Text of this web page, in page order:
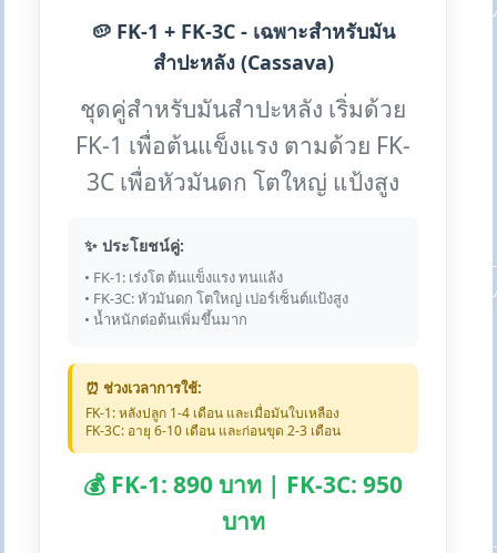
🥔 FK-1 + FK-3C - เฉพาะสำหรับมัน
สำปะหลัง (Cassava)
ชุดคู่สำหรับมันสำปะหลัง เริ่มด้วย
FK-1 เพื่อต้นแข็งแรง ตามด้วย FK-
3C เพื่อหัวมันดก โตใหญ่ แป้งสูง
✨ ประโยชน์คู่:
• FK-1: เร่งโต ต้นแข็งแรง ทนแล้ง
• FK-3C: หัวมันดก โตใหญ่ เปอร์เซ็นต์แป้งสูง
• น้ำหนักต่อต้นเพิ่มขึ้นมาก
⏰ ช่วงเวลาการใช้:
FK-1: หลังปลูก 1-4 เดือน และเมื่อมันใบเหลือง
FK-3C: อายุ 6-10 เดือน และก่อนขุด 2-3 เดือน
💰 FK-1: 890 บาท | FK-3C: 950
บาท